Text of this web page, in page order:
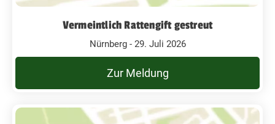
Vermeintlich Rattengift gestreut
Nürnberg - 29. Juli 2026
Zur Meldung